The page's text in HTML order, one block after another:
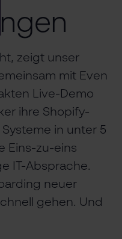
zeigt unser
mit Even
Live-Demo
ihre Shopify-
in unter 5
Eins-zu-eins
IT-Absprache.
neuer
gehen. Und